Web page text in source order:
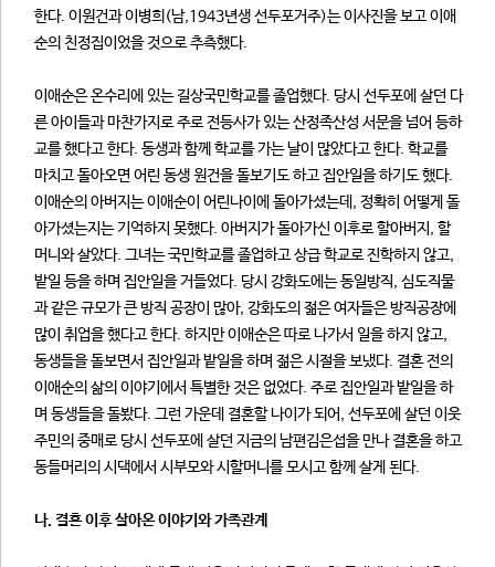
한다. 이원건과 이병희(남,1943년생 선두포거주)는 이사진을 보고 이애
순의 친정집이었을 것으로 추측했다.
이애순은 온수리에 있는 길상국민학교를 졸업했다. 당시 선두포에 살던 다
른 아이들과 마찬가지로 주로 전등사가 있는 산정족산성 서문을 넘어 등하
교를 했다고 한다. 동생과 함께 학교를 가는 날이 많았다고 한다. 학교를
마치고 돌아오면 어린 동생 원건을 돌보기도 하고 집안일을 하기도 했다.
이애순의 아버지는 이애순이 어린나이에 돌아가셨는데, 정확히 어떻게 돌
아가셨는지는 기억하지 못했다. 아버지가 돌아가신 이후로 할아버지, 할
머니와 살았다. 그녀는 국민학교를 졸업하고 상급 학교로 진학하지 않고,
밭일 등을 하며 집안일을 거들었다. 당시 강화도에는 동일방직, 심도직물
과 같은 규모가 큰 방직 공장이 많아, 강화도의 젊은 여자들은 방직공장에
많이 취업을 했다고 한다. 하지만 이애순은 따로 나가서 일을 하지 않고,
동생들을 돌보면서 집안일과 밭일을 하며 젊은 시절을 보냈다. 결혼 전의
이애순의 삶의 이야기에서 특별한 것은 없었다. 주로 집안일과 밭일을 하
며 동생들을 돌봤다. 그런 가운데 결혼할 나이가 되어, 선두포에 살던 이웃
주민의 중매로 당시 선두포에 살던 지금의 남편김은섭을 만나 결혼을 하고
동들머리의 시댁에서 시부모와 시할머니를 모시고 함께 살게 된다.
나. 결혼 이후 살아온 이야기와 가족관계